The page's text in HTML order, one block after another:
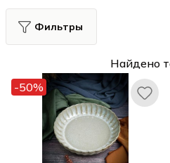
Фильтры
Найдено
-50%